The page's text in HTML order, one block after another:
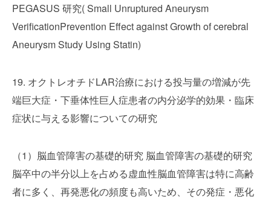
PEGASUS 研究( Small Unruptured Aneurysm
VerificationPrevention Effect against Growth of cerebral
Aneurysm Study Using Statin)
19. オクトレオチドLAR治療における投与量の増減が先
端巨大症・下垂体性巨人症患者の内分泌学的効果・臨床
症状に与える影響についての研究
（1）脳血管障害の基礎的研究 脳血管障害の基礎的研究
脳卒中の半分以上を占める虚血性脳血管障害は特に高齢
者に多く、再発悪化の頻度も高いため、その発症・悪化